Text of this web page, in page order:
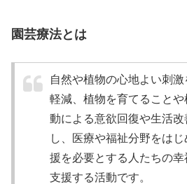
園芸療法とは
自然や植物の心地よい刺
軽減、植物を育てること
動による意欲回復や生活改
し、医療や福祉分野をは
援を必要とする人たちの
支援する活動です。